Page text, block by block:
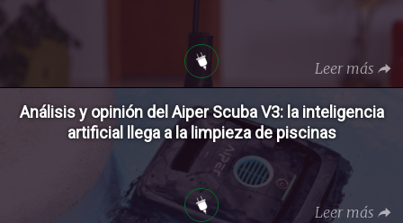
Leer más
Análisis y opinión del Aiper Scuba V3: la inteligencia
artificial llega a la limpieza de piscinas
Leer más